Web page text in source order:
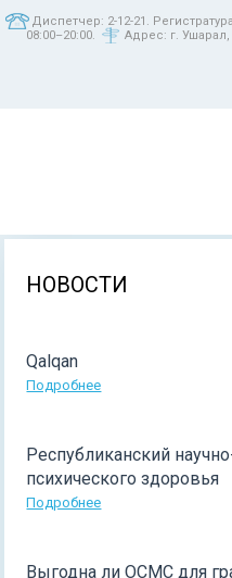
Диспетчер: 2-12-21.
08:00–20:00.
Адрес: г. Ушарал,
НОВОСТИ
Qalqan
Подробнее
Республиканский
психического здоровья
Подробнее
Выгодна ли ОСМС для